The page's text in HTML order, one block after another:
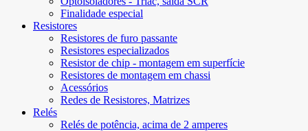
Finalidade especial
Resistores
Resistores de furo passante
Resistores especializados
Resistor de chip - montagem em superfície
Resistores de montagem em chassi
Acessórios
Redes de Resistores, Matrizes
Relés
Relés de potência, acima de 2 amperes